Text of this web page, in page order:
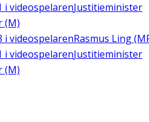
i videospelarenJustitieminister
(M)
i videospelarenRasmus Ling
i videospelarenJustitieminister
(M)